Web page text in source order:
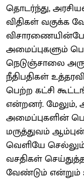
தொடர்ந்து,
விதிகள் வகுக்க
அமைப்புகளும்
நெடுஞ்சாலை
நீதிபதிகள்
பெற்ற கட்சி
என்றனர். மேலும்,
அமைப்புகளின்
மருத்துவம்
வெளியே
வசதிகள்
வேண்டும் என்றும்